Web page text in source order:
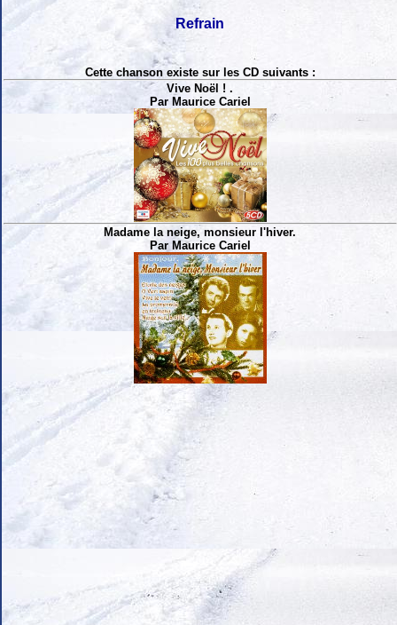
Refrain
Cette chanson existe sur les CD suivants :
Vive Noël ! .
Par Maurice Cariel
Madame la neige, monsieur l'hiver.
Par Maurice Cariel